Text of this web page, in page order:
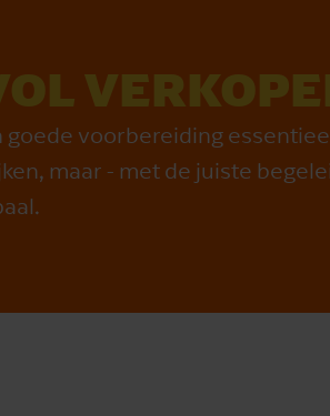
voorbereiding
maar - met de juiste